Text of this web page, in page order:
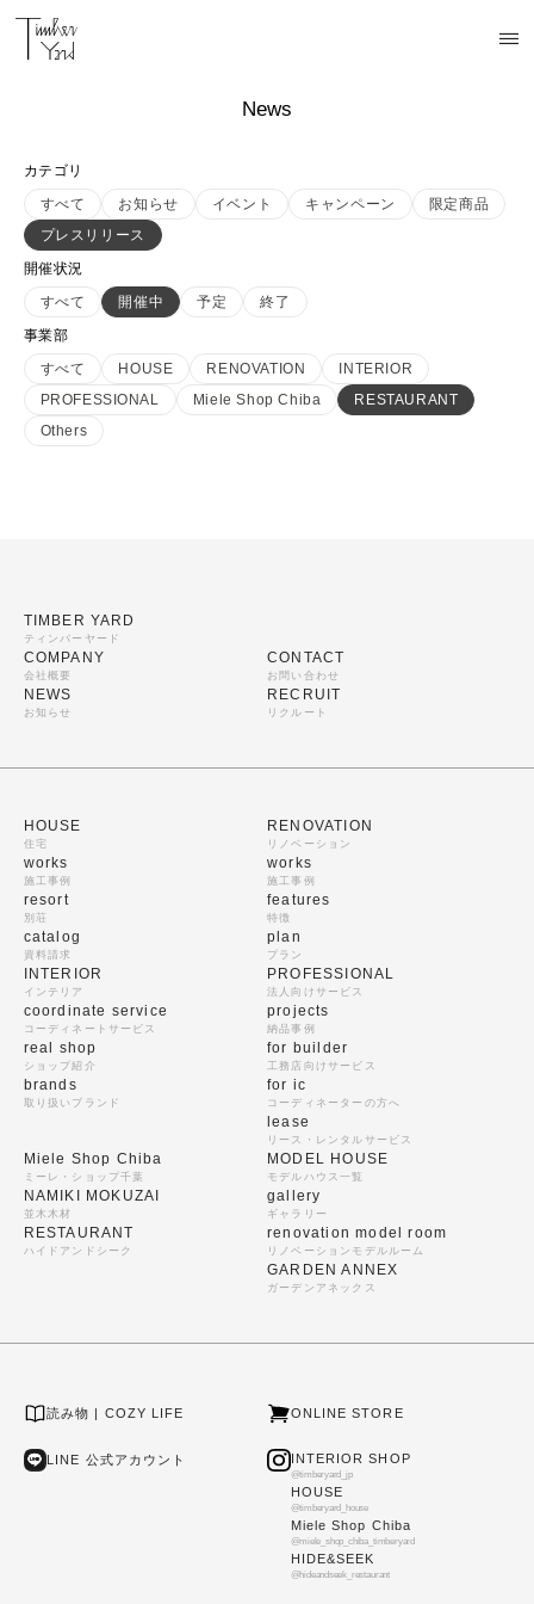
News
カテゴリ
すべて
お知らせ イベント キャンペーン
限定商品
プレスリリース
開催状況
すべて
開催中 予定
終了
事業部
すべて
HOUSE RENOVATION
INTERIOR
PROFESSIONAL
Miele Shop Chiba
RESTAURANT
Others
TIMBER YARD
ティンバーヤード
COMPANY
会社概要
NEWS
お知らせ
CONTACT
お問い合わせ
RECRUIT
リクルート
HOUSE
住宅
works
施工事例
resort
別荘
catalog
資料請求
RENOVATION
リノベーション
works
施工事例
features
特徴
plan
プラン
INTERIOR
インテリア
coordinate service
コーディネートサービス
real shop
ショップ紹介
brands
取り扱いブランド
PROFESSIONAL
法人向けサービス
projects
納品事例
for builder
工務店向けサービス
for ic
コーディネーターの方へ
lease
リース・レンタルサービス
Miele Shop Chiba
ミーレ・ショップ千葉
NAMIKI MOKUZAI
並木木材
RESTAURANT
ハイドアンドシーク
MODEL HOUSE
モデルハウス一覧
gallery
ギャラリー
renovation model room
リノベーションモデルルーム
GARDEN ANNEX
ガーデンアネックス
読み物 | COZY LIFE ONLINE STORE
LINE 公式アカウント INTERIOR SHOP
@timberyard_jp
HOUSE
@timberyard_house
Miele Shop Chiba
@miele_shop_chiba_timberyard
HIDE&SEEK
@hideandseek_restaurant